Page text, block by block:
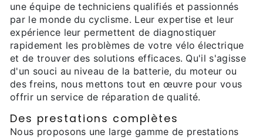
une équipe de techniciens qualifiés et passionnés
par le monde du cyclisme. Leur expertise et leur
expérience leur permettent de diagnostiquer
rapidement les problèmes de votre vélo électrique
et de trouver des solutions efficaces. Qu'il s'agisse
d'un souci au niveau de la batterie, du moteur ou
des freins, nous mettons tout en œuvre pour vous
offrir un service de réparation de qualité.
Des prestations complètes
Nous proposons une large gamme de prestations